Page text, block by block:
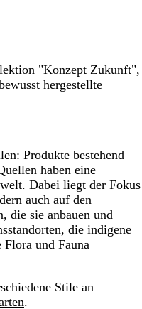
"Konzept Zukunft",
hergestellte
Produkte bestehend
haben eine
Dabei liegt der Fokus
auch auf den
die sie anbauen und
die indigene
Flora und Fauna
Stile an
.